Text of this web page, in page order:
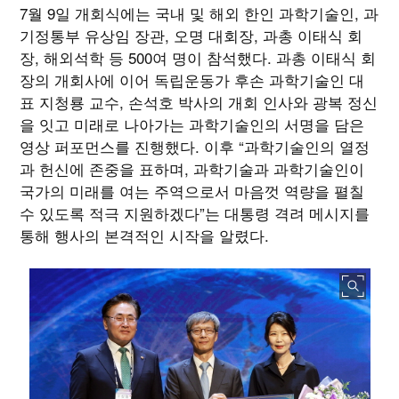
7월 9일 개회식에는 국내 및 해외 한인 과학기술인, 과
기정통부 유상임 장관, 오명 대회장, 과총 이태식 회
장, 해외석학 등 500여 명이 참석했다. 과총 이태식 회
장의 개회사에 이어 독립운동가 후손 과학기술인 대
표 지청룡 교수, 손석호 박사의 개회 인사와 광복 정신
을 잇고 미래로 나아가는 과학기술인의 서명을 담은
영상 퍼포먼스를 진행했다. 이후 “과학기술인의 열정
과 헌신에 존중을 표하며, 과학기술과 과학기술인이
국가의 미래를 여는 주역으로서 마음껏 역량을 펼칠
수 있도록 적극 지원하겠다”는 대통령 격려 메시지를
통해 행사의 본격적인 시작을 알렸다.